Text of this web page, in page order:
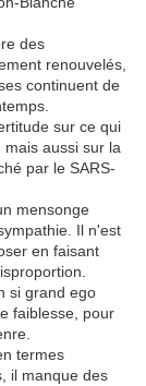
des
renouvelés,
continuent de
sur ce qui
aussi sur la
par le SARS-
mensonge
Il n'est
en faisant
si grand ego
faiblesse, pour
termes
il manque des